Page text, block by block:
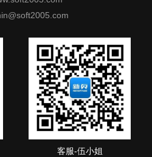
客服-伍小姐